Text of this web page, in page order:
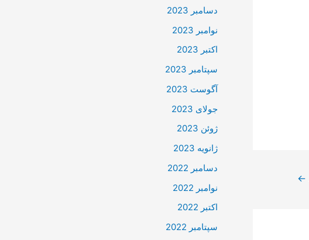
←
دسامبر 2023
نوامبر 2023
اکتبر 2023
سپتامبر 2023
آگوست 2023
جولای 2023
ژوئن 2023
ژانویه 2023
دسامبر 2022
نوامبر 2022
اکتبر 2022
سپتامبر 2022